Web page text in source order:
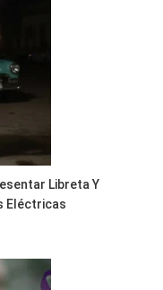
Libreta Y
Eléctricas